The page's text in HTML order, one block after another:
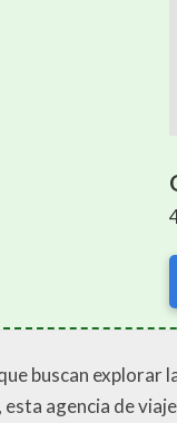
buscan
agencia de